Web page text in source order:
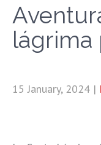
lágrima
15 January, 2024 |